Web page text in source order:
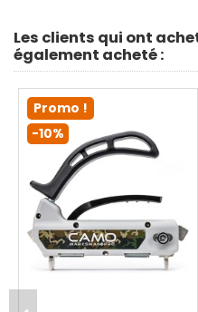
Les clients qui ont
également acheté :
Promo !
-10%